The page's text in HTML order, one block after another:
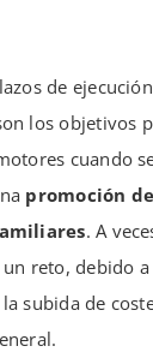
de
los objetivos
cuando
promoción
. A
reto, debido a
subida de